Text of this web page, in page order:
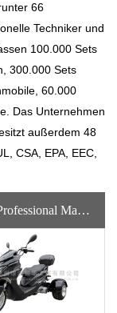
66
Techniker und
100.000 Sets
300.000 Sets
60.000
Das Unternehmen
außerdem 48
CSA, EPA, EEC,
Warrior Professional Manufacture Three Wheel Digital Meter Chinesischer Motorradmotor